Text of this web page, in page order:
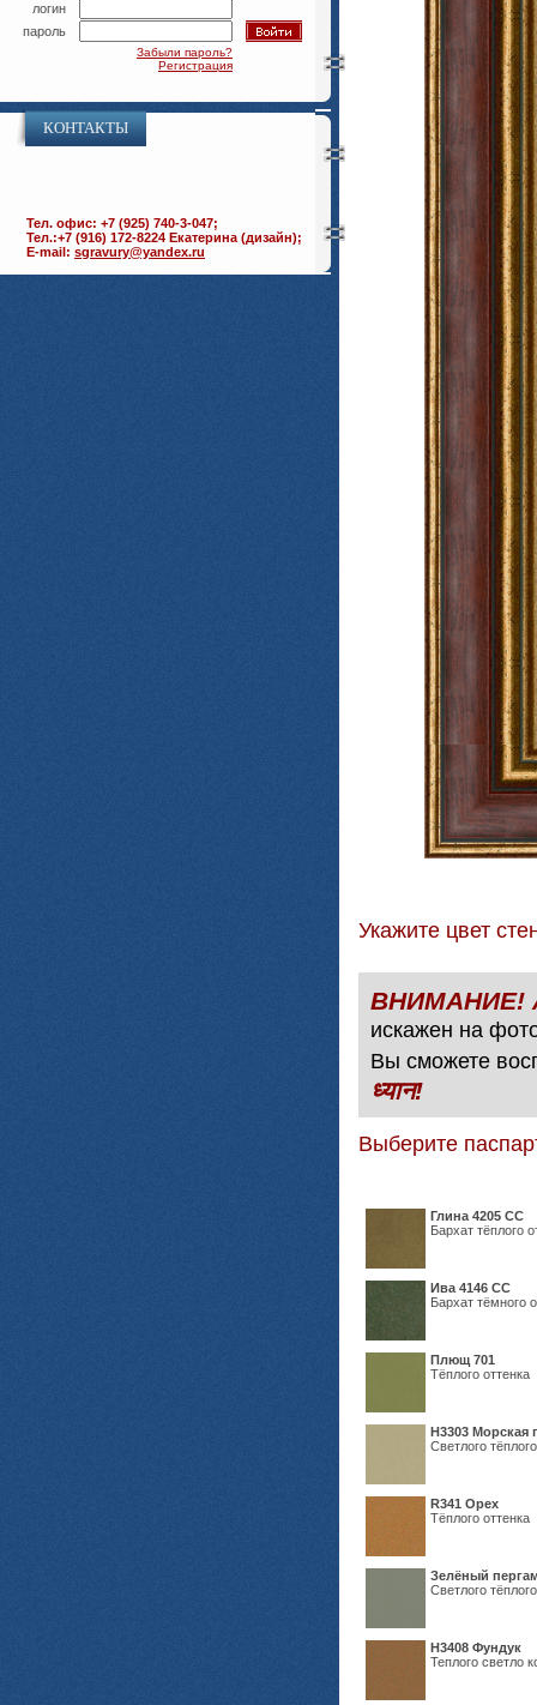
логин
пароль
Забыли пароль?
Регистрация
КОНТАКТЫ
Тел. офис: +7 (925) 740-3-047;
Тел.:+7 (916) 172-8224 Екатерина (дизайн);
E-mail: sgravury@yandex.ru
Укажите цвет
искажен на
Вы сможете
ध्यान!
Выберите
Глина 4205 СС
Бархат тёплого
Ива 4146 СС
Бархат тёмного
Плющ 701
Тёплого оттенка
H3303 Морская
Светлого
R341 Орех
Тёплого оттенка
Зелёный
Светлого
Н3408 Фундук
Теплого светло